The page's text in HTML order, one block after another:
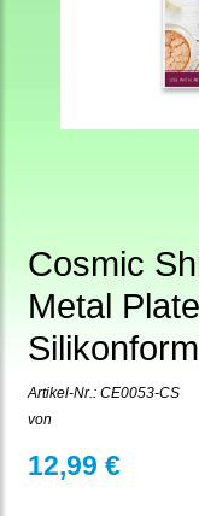
Cosmic
Metal
Artikel-Nr.: CE0053-CS
von
12,99 €